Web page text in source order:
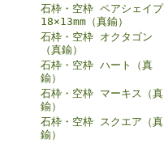
石枠・空枠 ペアシェイプ
18×13mm（真鍮）
石枠・空枠 オクタゴン
（真鍮）
石枠・空枠 ハート（真
鍮）
石枠・空枠 マーキス（真
鍮）
石枠・空枠 スクエア（真
鍮）